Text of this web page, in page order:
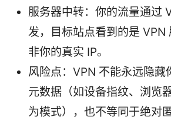
服务器中转：你的流量通过
发，目标站点看到的是 VPN
非你的真实 IP。
风险点：VPN 不能永远隐藏
元数据（如设备指纹、浏览
为模式），也不等同于绝对匿